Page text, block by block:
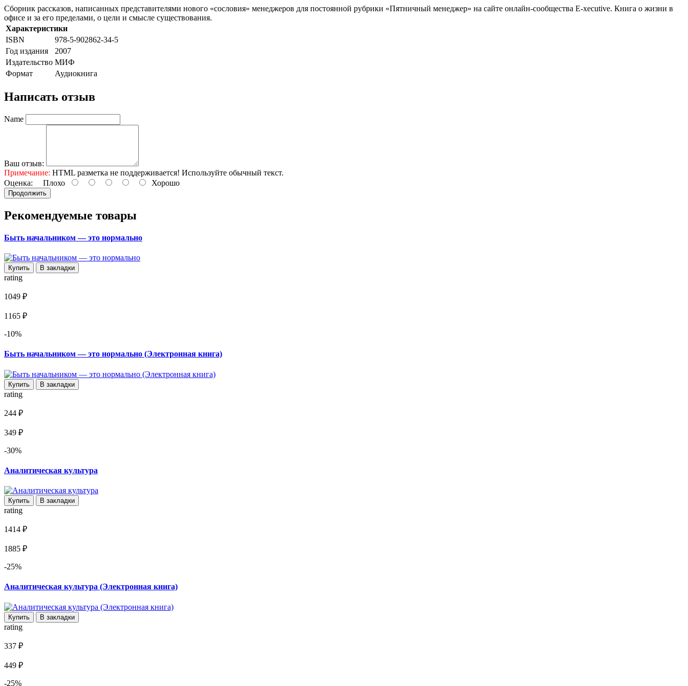
Сборник рассказов, написанных представителями нового «сословия» менеджеров для постоянной рубрики «Пятничный менеджер» на сайте онлайн-сообщества E-xecutive. Книга о жизни в
офисе и за его пределами, о цели и смысле существования.
Характеристики
ISBN
978-5-902862-34-5
Год издания
2007
Издательство МИФ
Формат
Аудиокнига
Написать отзыв
Name
Ваш отзыв:
Примечание: HTML разметка не поддерживается! Используйте обычный текст.
Оценка: Плохо Хорошо
Продолжить
Рекомендуемые товары
Быть начальником — это нормально
Купить В закладки
rating
1049 ₽
1165 ₽
-10%
Быть начальником — это нормально (Электронная книга)
Купить В закладки
rating
244 ₽
349 ₽
-30%
Аналитическая культура
Купить В закладки
rating
1414 ₽
1885 ₽
-25%
Аналитическая культура (Электронная книга)
Купить В закладки
rating
337 ₽
449 ₽
-25%